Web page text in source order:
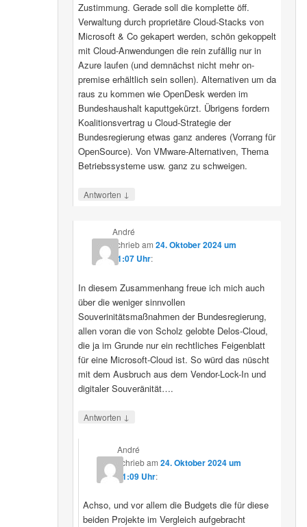
Zustimmung. Gerade soll die komplette öff.
Verwaltung durch proprietäre Cloud-Stacks von
Microsoft & Co gekapert werden, schön gekoppelt
mit Cloud-Anwendungen die rein zufällig nur in
Azure laufen (und demnächst nicht mehr on-
premise erhältlich sein sollen). Alternativen um da
raus zu kommen wie OpenDesk werden im
Bundeshaushalt kaputtgekürzt. Übrigens fordern
Koalitionsvertrag u Cloud-Strategie der
Bundesregierung etwas ganz anderes (Vorrang für
OpenSource). Von VMware-Alternativen, Thema
Betriebssysteme usw. ganz zu schweigen.
Antworten ↓
André
schriebam 24. Oktober 2024 um
11:07 Uhr:
In diesem Zusammenhang freue ich mich auch
über die weniger sinnvollen
Souverinitätsmaßnahmen der Bundesregierung,
allen voran die von Scholz gelobte Delos-Cloud,
die ja im Grunde nur ein rechtliches Feigenblatt
für eine Microsoft-Cloud ist. So würd das nüscht
mit dem Ausbruch aus dem Vendor-Lock-In und
digitaler Souveränität….
Antworten ↓
André
schriebam24. Oktober 2024 um
11:09 Uhr:
Achso, und vor allem die Budgets die für diese
beiden Projekte im Vergleich aufgebracht